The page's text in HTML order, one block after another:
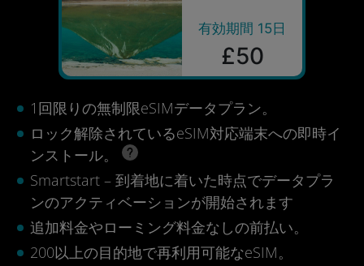
有効期間 15日
£50
1回限りの無制限eSIMデータプラン。
ロック解除されているeSIM対応端末への即時イ
ンストール。
Smartstart – 到着地に着いた時点でデータプラ
ンのアクティベーションが開始されます
追加料金やローミング料金なしの前払い。
200以上の目的地で再利用可能なeSIM。